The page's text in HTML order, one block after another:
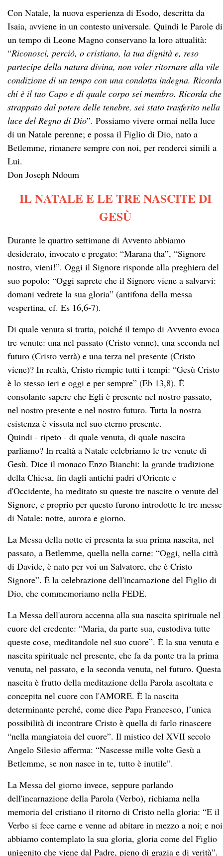
Con Natale, la nuova esperienza di Esodo, descritta da
Isaia, avviene in un contesto universale. Quindi le Parole di
un tempo di Leone Magno conservano la loro attualità:
“Riconosci, perciò, o cristiano, la tua dignità e, reso
partecipe della natura divina, non voler ritornare alla vile
condizione di un tempo con una condotta indegna. Ricorda
chi è il tuo Capo e di quale corpo sei membro. Ricorda che
strappato dal potere delle tenebre, sei stato trasferito nella
luce del Regno di Dio”. Possiamo vivere ormai nella luce
di un Natale perenne; e possa il Figlio di Dio, nato a
Betlemme, rimanere sempre con noi, per renderci simili a
Lui.
Don Joseph Ndoum
IL NATALE E LE TRE NASCITE DI
GESÙ
Durante le quattro settimane di Avvento abbiamo
desiderato, invocato e pregato: “Marana tha”, “Signore
nostro, vieni!”. Oggi il Signore risponde alla preghiera del
suo popolo: “Oggi saprete che il Signore viene a salvarvi:
domani vedrete la sua gloria” (antifona della messa
vespertina, cf. Es 16,6-7).
Di quale venuta si tratta, poiché il tempo di Avvento evoca
tre venute: una nel passato (Cristo venne), una seconda nel
futuro (Cristo verrà) e una terza nel presente (Cristo
viene)? In realtà, Cristo riempie tutti i tempi: “Gesù Cristo
è lo stesso ieri e oggi e per sempre” (Eb 13,8). È
consolante sapere che Egli è presente nel nostro passato,
nel nostro presente e nel nostro futuro. Tutta la nostra
esistenza è vissuta nel suo eterno presente.
Quindi - ripeto - di quale venuta, di quale nascita
parliamo? In realtà a Natale celebriamo le tre venute di
Gesù. Dice il monaco Enzo Bianchi: la grande tradizione
della Chiesa, fin dagli antichi padri d'Oriente e
d'Occidente, ha meditato su queste tre nascite o venute del
Signore, e proprio per questo furono introdotte le tre messe
di Natale: notte, aurora e giorno.
La Messa della notte ci presenta la sua prima nascita, nel
passato, a Betlemme, quella nella carne: “Oggi, nella città
di Davide, è nato per voi un Salvatore, che è Cristo
Signore”. È la celebrazione dell'incarnazione del Figlio di
Dio, che commemoriamo nella FEDE.
La Messa dell'aurora accenna alla sua nascita spirituale nel
cuore del credente: “Maria, da parte sua, custodiva tutte
queste cose, meditandole nel suo cuore”. È la sua venuta e
nascita spirituale nel presente, che fa da ponte tra la prima
venuta, nel passato, e la seconda venuta, nel futuro. Questa
nascita è frutto della meditazione della Parola ascoltata e
concepita nel cuore con l'AMORE. È la nascita
determinante perché, come dice Papa Francesco, l’unica
possibilità di incontrare Cristo è quella di farlo rinascere
“nella mangiatoia del cuore”. Il mistico del XVII secolo
Angelo Silesio afferma: “Nascesse mille volte Gesù a
Betlemme, se non nasce in te, tutto è inutile”.
La Messa del giorno invece, seppure parlando
dell'incarnazione della Parola (Verbo), richiama nella
memoria del cristiano il ritorno di Cristo nella gloria: “E il
Verbo si fece carne e venne ad abitare in mezzo a noi; e noi
abbiamo contemplato la sua gloria, gloria come del Figlio
unigenito che viene dal Padre, pieno di grazia e di verità”.